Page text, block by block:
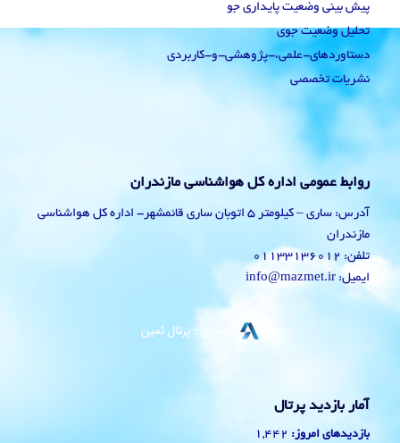
پیش بینی وضعیت پایداری جو
تحلیل وضعیت جوی
دستاوردهای-علمی،-پژوهشی-و-کاربردی
نشریات تخصصی
روابط عمومی اداره کل هواشناسی مازندران
آدرس: ساری – کیلومتر 5 اتوبان ساری قائمشهر- اداره کل هواشناسی
مازندران
تلفن: 01133136012
ایمیل: info@mazmet.ir
آمار بازدید پرتال
بازدیدهای امروز: 1,442